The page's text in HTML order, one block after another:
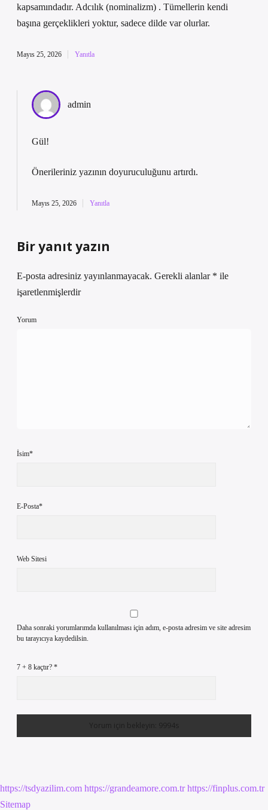
kapsamındadır. Adcılık (nominalizm) . Tümellerin kendi
başına gerçeklikleri yoktur, sadece dilde var olurlar.
Mayıs 25, 2026 Yanıtla
admin
Gül!
Önerileriniz yazının doyuruculuğunu artırdı.
Mayıs 25, 2026 Yanıtla
Bir yanıt yazın
E-posta adresiniz yayınlanmayacak. Gerekli alanlar * ile
işaretlenmişlerdir
Yorum
İsim*
E-Posta*
Web Sitesi
Daha sonraki yorumlarımda kullanılması için adım, e-posta adresim ve site adresim
bu tarayıcıya kaydedilsin.
7 + 8 kaçtır? *
https://tsdyazilim.com https://grandeamore.com.tr https://finplus.com.tr
Sitemap